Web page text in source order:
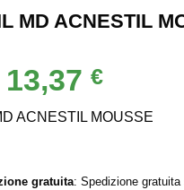
MD ACNESTIL
Il
prezzo
originale
13,37€Il
attuale
ACNESTIL MOUSSE
gratuita: Spedizione